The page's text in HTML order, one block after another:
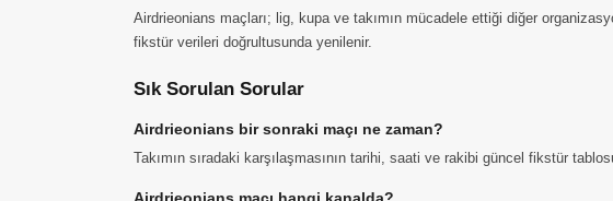
Airdrieonians maçları; lig, kupa ve takımın mücadele ettiği diğer
fikstür verileri doğrultusunda yenilenir.
Sık Sorulan Sorular
Airdrieonians bir sonraki maçı ne zaman?
Takımın sıradaki karşılaşmasının tarihi, saati ve rakibi güncel fikstür